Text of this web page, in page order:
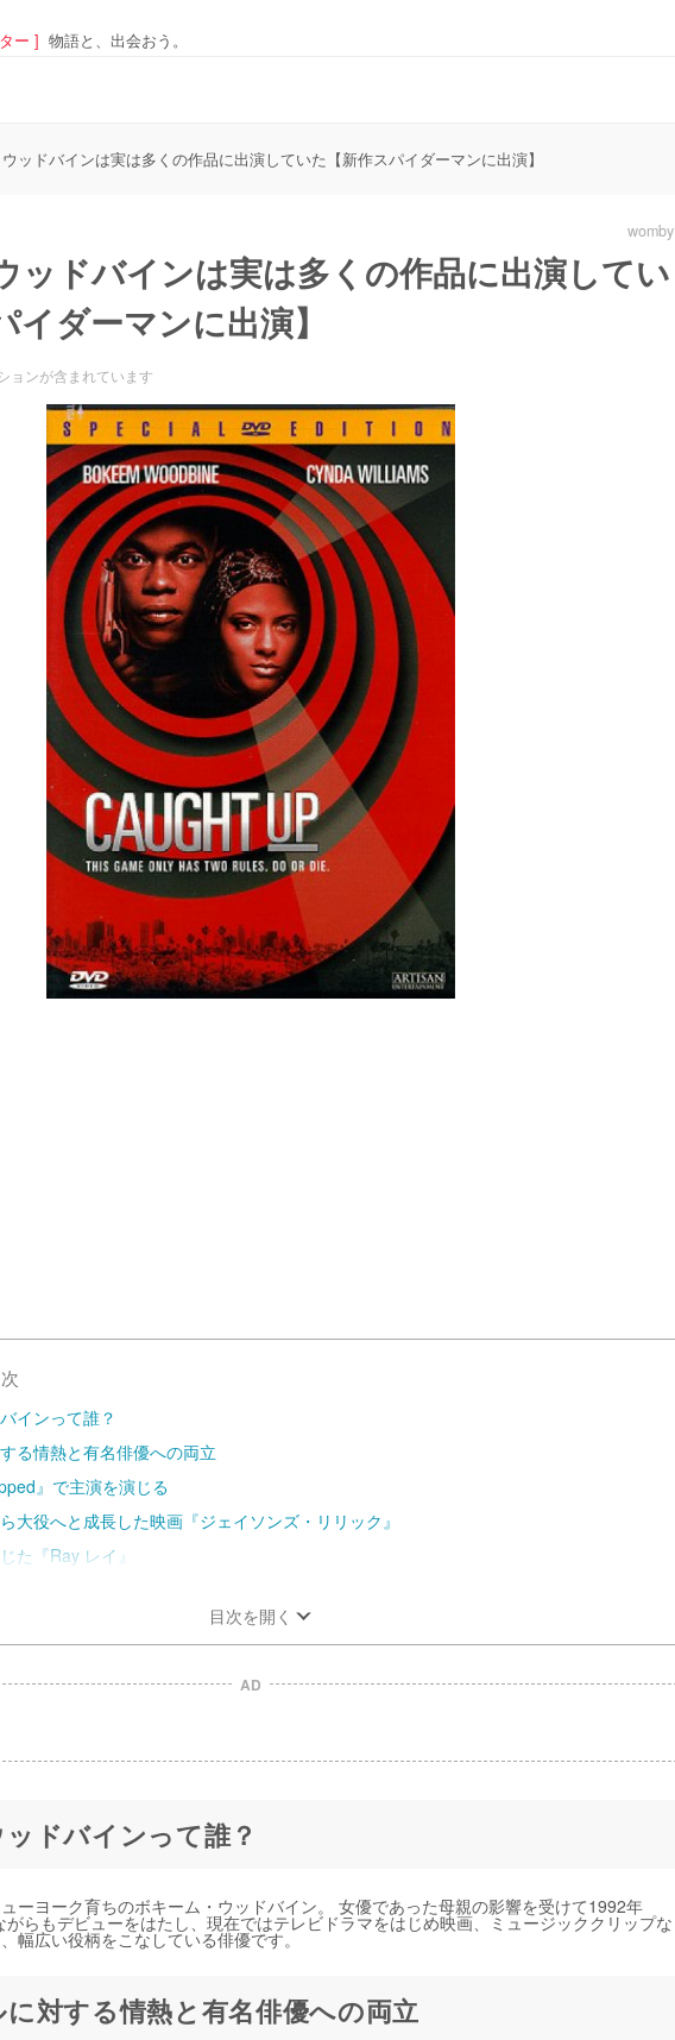
ー ] 物語と、出会おう。
ッドバインは実は多くの作品に出演していた【新作スパイダーマンに出演】
womby
ッドバインは実は多くの作品に出演してい
イダーマンに出演】
ョンが含まれています
インって誰？
る情熱と有名俳優への両立
』で主演を演じる
大役へと成長した映画『ジェイソンズ・リリック』
た『Ray レイ』
目次を開く
AD
ドバインって誰？
ーヨーク育ちのボキーム・ウッドバイン。 女優であった母親の影響を受けて1992年
がらもデビューをはたし、現在ではテレビドラマをはじめ映画、ミュージッククリップな
幅広い役柄をこなしている俳優です。
対する情熱と有名俳優への両立